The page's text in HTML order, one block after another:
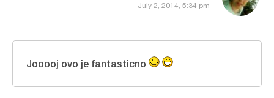
July 2, 2014, 5:34 pm
Jooooj ovo je fantasticno